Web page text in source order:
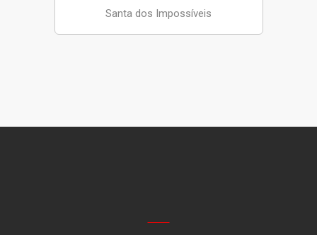
Santa dos Impossíveis